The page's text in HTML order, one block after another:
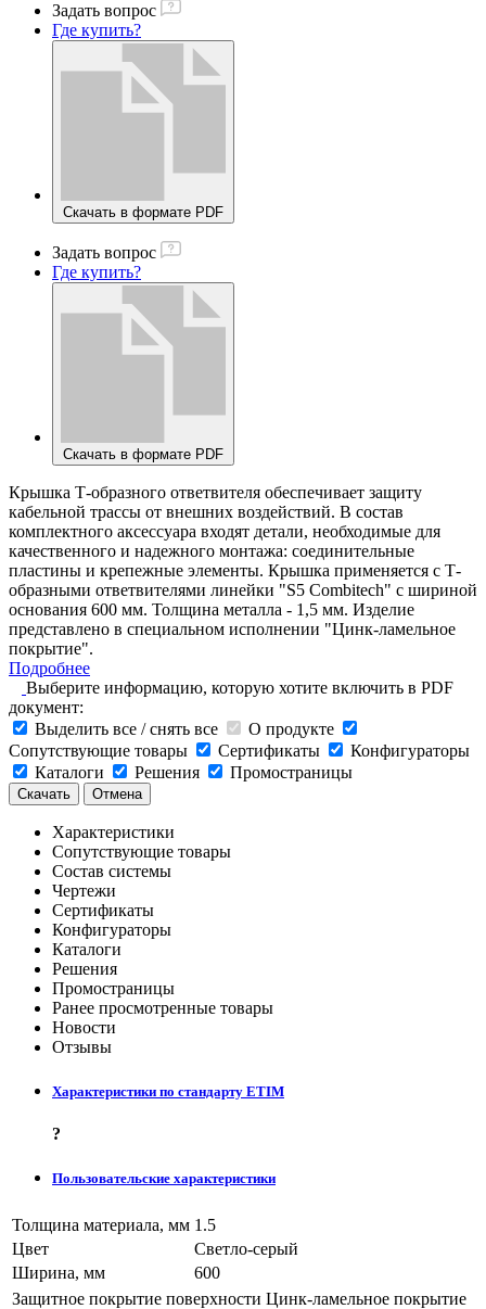
Задать вопрос
Где купить?
Скачать в формате PDF
Задать вопрос
Где купить?
Скачать в формате PDF
Крышка Т-образного ответвителя обеспечивает защиту
кабельной трассы от внешних воздействий. В состав
комплектного аксессуара входят детали, необходимые для
качественного и надежного монтажа: соединительные
пластины и крепежные элементы. Крышка применяется с Т-
образными ответвителями линейки "S5 Combitech" с шириной
основания 600 мм. Толщина металла - 1,5 мм. Изделие
представлено в специальном исполнении "Цинк-ламельное
покрытие".
Подробнее
Выберите информацию, которую хотите включить в PDF
документ:
Выделить все / снять все
О продукте
Сопутствующие товары
Сертификаты
Конфигураторы
Каталоги
Решения Промостраницы
Скачать Отмена
Характеристики
Сопутствующие товары
Состав системы
Чертежи
Сертификаты
Конфигураторы
Каталоги
Решения
Промостраницы
Ранее просмотренные товары
Новости
Отзывы
Характеристики по стандарту ETIM
?
Пользовательские характеристики
Толщина материала, мм 1.5
Цвет
Светло-серый
Ширина, мм
600
Защитное покрытие поверхности Цинк-ламельное покрытие